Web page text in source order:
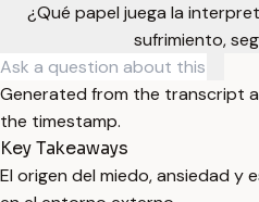
¿Qué papel juega la
sufrimiento,
Generated from the transcript
the timestamp.
Key Takeaways
El origen del miedo, ansiedad y